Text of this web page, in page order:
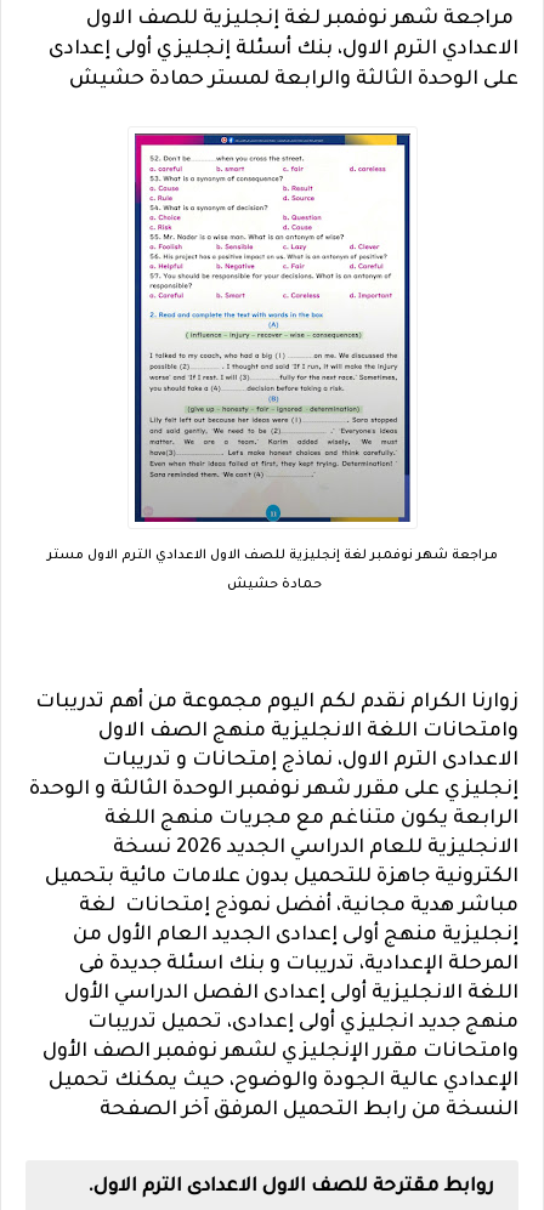
مراجعة شهر نوفمبر لغة إنجليزية للصف الاول
الاعدادي الترم الاول، بنك أسئلة إنجليزي أولى إعدادى
على الوحدة الثالثة والرابعة لمستر حمادة حشيش
مراجعة شهر نوفمبر لغة إنجليزية للصف الاول الاعدادي الترم الاول مستر
حمادة حشيش
زوارنا الكرام نقدم لكم اليوم مجموعة من أهم تدريبات
وامتحانات اللغة الانجليزية منهج الصف الاول
الاعدادى الترم الاول، نماذج إمتحانات و تدريبات
إنجليزي على مقرر شهر نوفمبر الوحدة الثالثة و الوحدة
الرابعة يكون متناغم مع مجريات منهج اللغة
الانجليزية للعام الدراسي الجديد 2026 نسخة
الكترونية جاهزة للتحميل بدون علامات مائية بتحميل
مباشر هدية مجانية، أفضل نموذج إمتحانات لغة
إنجليزية منهج أولى إعدادى الجديد العام الأول من
المرحلة الإعدادية، تدريبات و بنك اسئلة جديدة فى
اللغة الانجليزية أولى إعدادى الفصل الدراسي الأول
منهج جديد انجليزي أولى إعدادى، تحميل تدريبات
وامتحانات مقرر الإنجليزي لشهر نوفمبر الصف الأول
الإعدادي عالية الجودة والوضوح، حيث يمكنك تحميل
النسخة من رابط التحميل المرفق آخر الصفحة
روابط مقترحة للصف الاول الاعدادى الترم الاول.